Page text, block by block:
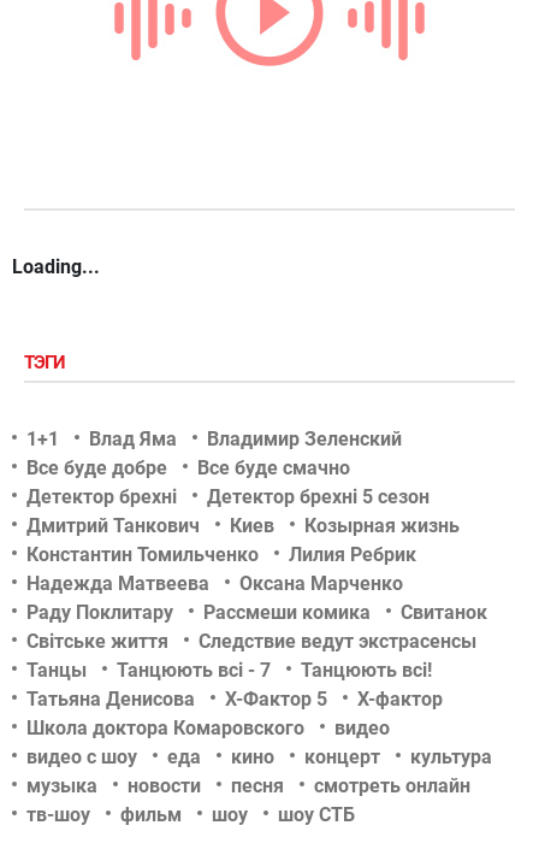
Loading...
ТЭГИ
1+1 Влад Яма
Владимир Зеленский
Все буде добре
Все буде смачно
Детектор брехні
Детектор брехні 5 сезон
Дмитрий Танкович
Киев
Козырная жизнь
Константин Томильченко
Лилия Ребрик
Надежда Матвеева
Оксана Марченко
Раду Поклитару
Рассмеши комика
Свитанок
Світське життя
Следствие ведут экстрасенсы
Танцы
Танцюють всі - 7
Танцюють всі!
Татьяна Денисова
Х-Фактор 5
Х-фактор
Школа доктора Комаровского
видео
видео с шоу
еда кино концерт
культура
музыка
новости песня
смотреть онлайн
тв-шоу
фильм шоу шоу СТБ